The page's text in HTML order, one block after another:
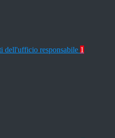
dell'ufficio responsabile 1